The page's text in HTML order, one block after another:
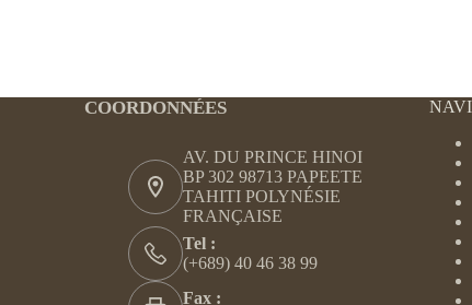
COORDONNÉES
AV. DU PRINCE HINOI
BP 302 98713 PAPEETE
TAHITI POLYNÉSIE
FRANÇAISE
Tel :
(+689) 40 46 38 99
Fax :